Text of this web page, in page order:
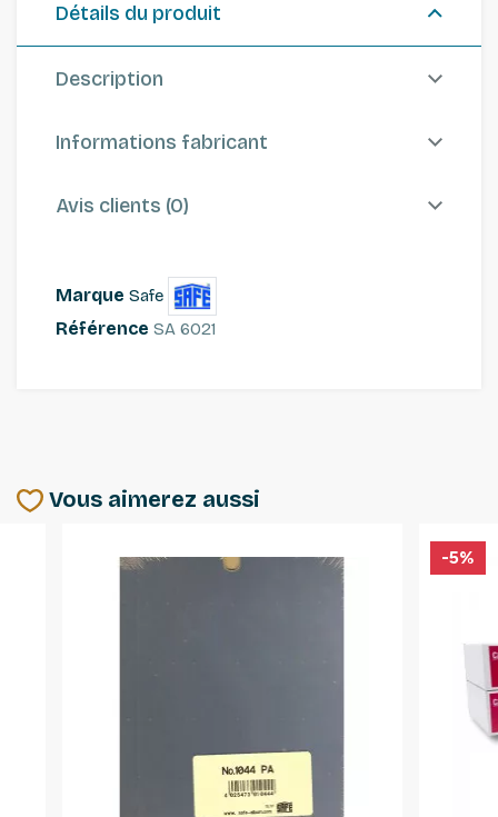
Détails du produit
Description
Informations fabricant
Avis clients (0)
Marque Safe
Référence SA 6021
Vous aimerez aussi
-5%